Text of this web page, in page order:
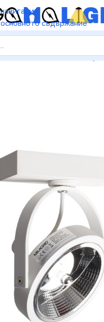
съдържание
НАМАЛЕНИЕ ОТ 5%
монтаж Lugar